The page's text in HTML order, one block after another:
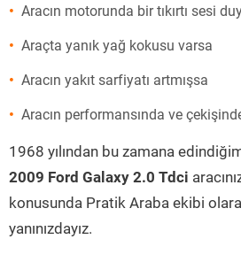
Aracın motorunda bir tıkırtı sesi
Araçta yanık yağ kokusu varsa
Aracın yakıt sarfiyatı artmışsa
Aracın performansında ve
1968 yılından bu zamana
2009 Ford Galaxy 2.0 Tdci
konusunda Pratik Araba ekibi
yanınızdayız.